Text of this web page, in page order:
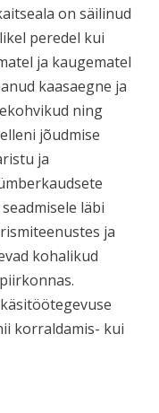
on säilinud
peredel kui
ja kaugematel
kaasaegne ja
ning
jõudmise
ja
läbi
ja
kohalikud
korraldamis- kui